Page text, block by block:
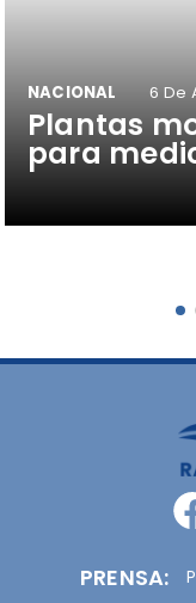
Plantas
para
NACIONAL 6 De
PRENSA: